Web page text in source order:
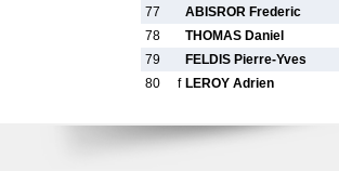
77
ABISROR Frederic
78
THOMAS Daniel
79
FELDIS Pierre-Yves
80
f LEROY Adrien